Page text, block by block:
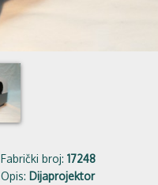
Fabrički broj: 17248
Opis: Dijaprojektor